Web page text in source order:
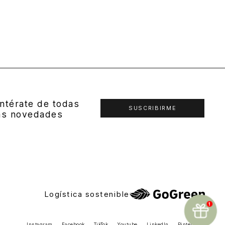
de todas
novedades
SUSCRIBIRME
Logística sostenible